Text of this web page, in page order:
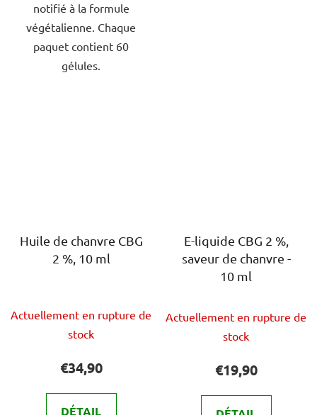
notifié à la formule
végétalienne. Chaque
paquet contient 60
gélules.
Huile de chanvre CBG
2 %, 10 ml
moyenne
du
produit
est
de
Actuellement en rupture de
stock
€34,90
DÉTAIL
E-liquide CBG 2 %,
saveur de chanvre -
10 ml
moyenne
du
produit
est
de
Actuellement en rupture de
stock
€19,90